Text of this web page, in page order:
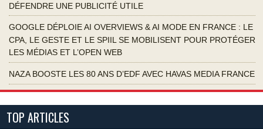
DÉFENDRE UNE PUBLICITÉ UTILE
GOOGLE DÉPLOIE AI OVERVIEWS & AI MODE EN FRANCE : LE
CPA, LE GESTE ET LE SPIIL SE MOBILISENT POUR PROTÉGER
LES MÉDIAS ET L’OPEN WEB
NAZA BOOSTE LES 80 ANS D’EDF AVEC HAVAS MEDIA FRANCE
TOP ARTICLES